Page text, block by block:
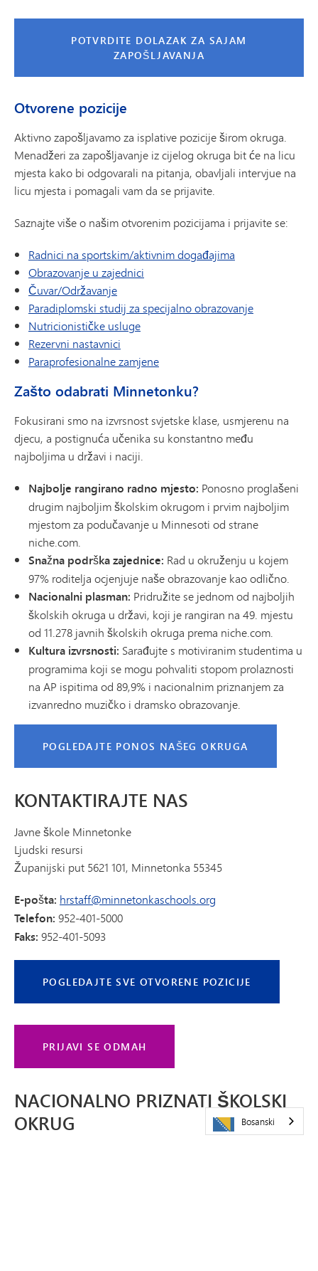
POTVRDITE DOLAZAK ZA SAJAM
ZAPOŠLJAVANJA
Otvorene pozicije
Aktivno zapošljavamo za isplative pozicije širom okruga.
Menadžeri za zapošljavanje iz cijelog okruga bit će na licu
mjesta kako bi odgovarali na pitanja, obavljali intervjue na
licu mjesta i pomagali vam da se prijavite.
Saznajte više o našim otvorenim pozicijama i prijavite se:
Radnici na sportskim/aktivnim događajima
Obrazovanje u zajednici
Čuvar/Održavanje
Paradiplomski studij za specijalno obrazovanje
Nutricionističke usluge
Rezervni nastavnici
Paraprofesionalne zamjene
Zašto odabrati Minnetonku?
Fokusirani smo na izvrsnost svjetske klase, usmjerenu na
djecu, a postignuća učenika su konstantno među
najboljima u državi i naciji.
Najbolje rangirano radno mjesto: Ponosno proglašeni
drugim najboljim školskim okrugom i prvim najboljim
mjestom za podučavanje u Minnesoti od strane
niche.com.
Snažna podrška zajednice: Rad u okruženju u kojem
97% roditelja ocjenjuje naše obrazovanje kao odlično.
Nacionalni plasman: Pridružite se jednom od najboljih
školskih okruga u državi, koji je rangiran na 49. mjestu
od 11.278 javnih školskih okruga prema niche.com.
Kultura izvrsnosti: Sarađujte s motiviranim studentima u
programima koji se mogu pohvaliti stopom prolaznosti
na AP ispitima od 89,9% i nacionalnim priznanjem za
izvanredno muzičko i dramsko obrazovanje.
POGLEDAJTE PONOS NAŠEG OKRUGA
KONTAKTIRAJTE NAS
Javne škole Minnetonke
Ljudski resursi
Županijski put 5621 101, Minnetonka 55345
E-pošta: hrstaff@minnetonkaschools.org
Telefon: 952-401-5000
Faks: 952-401-5093
POGLEDAJTE SVE OTVORENE POZICIJE
PRIJAVI SE ODMAH
NACIONALNO PRIZNATI ŠKOLSKI
OKRUG
Bosanski